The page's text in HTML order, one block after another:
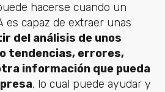
hacerse cuando un
es capaz de extraer unas
del análisis de unos
tendencias, errores,
información que pueda
, lo cual puede ayudar y